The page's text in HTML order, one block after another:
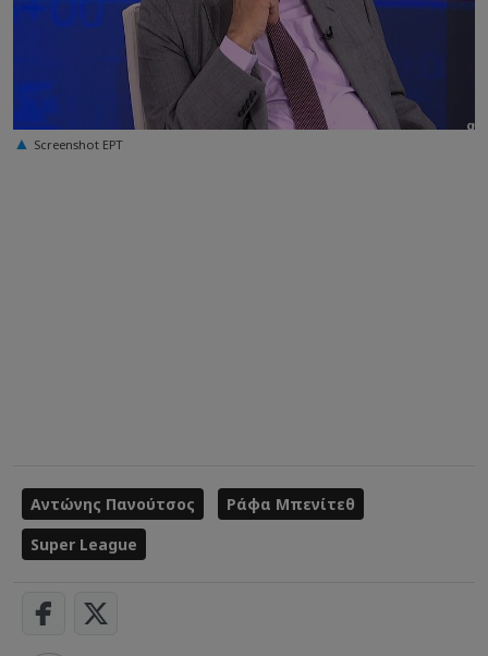
Screenshot ΕΡΤ
Αντώνης Πανούτσος
Ράφα Μπενίτεθ
Super League